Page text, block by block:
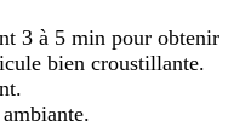
3 à 5 min pour obtenir
bien croustillante.